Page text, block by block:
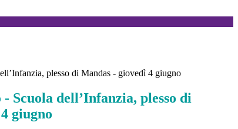
plesso di Mandas - giovedì 4 giugno
Scuola dell’Infanzia, plesso di
giugno